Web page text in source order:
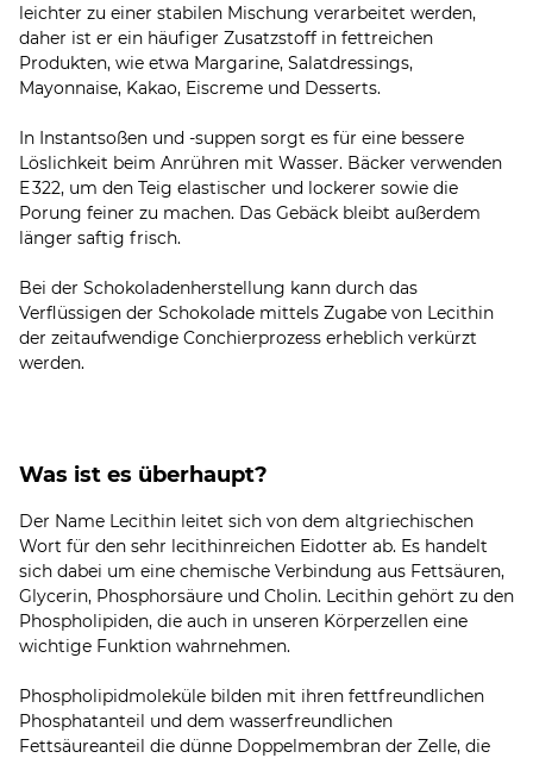
leichter zu einer stabilen Mischung verarbeitet werden,
daher ist er ein häufiger Zusatzstoff in fettreichen
Produkten, wie etwa Margarine, Salatdressings,
Mayonnaise, Kakao, Eiscreme und Desserts.
In Instantsoßen und -suppen sorgt es für eine bessere
Löslichkeit beim Anrühren mit Wasser. Bäcker verwenden
E 322, um den Teig elastischer und lockerer sowie die
Porung feiner zu machen. Das Gebäck bleibt außerdem
länger saftig frisch.
Bei der Schokoladenherstellung kann durch das
Verflüssigen der Schokolade mittels Zugabe von Lecithin
der zeitaufwendige Conchierprozess erheblich verkürzt
werden.
Was ist es überhaupt?
Der Name Lecithin leitet sich von dem altgriechischen
Wort für den sehr lecithinreichen Eidotter ab. Es handelt
sich dabei um eine chemische Verbindung aus Fettsäuren,
Glycerin, Phosphorsäure und Cholin. Lecithin gehört zu den
Phospholipiden, die auch in unseren Körperzellen eine
wichtige Funktion wahrnehmen.
Phospholipidmoleküle bilden mit ihren fettfreundlichen
Phosphatanteil und dem wasserfreundlichen
Fettsäureanteil die dünne Doppelmembran der Zelle, die